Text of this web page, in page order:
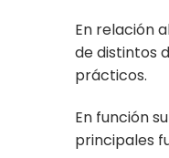
En relación
de distintos
prácticos.
En función
principales